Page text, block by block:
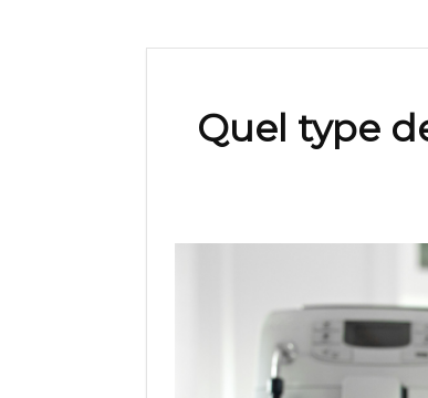
Quel type